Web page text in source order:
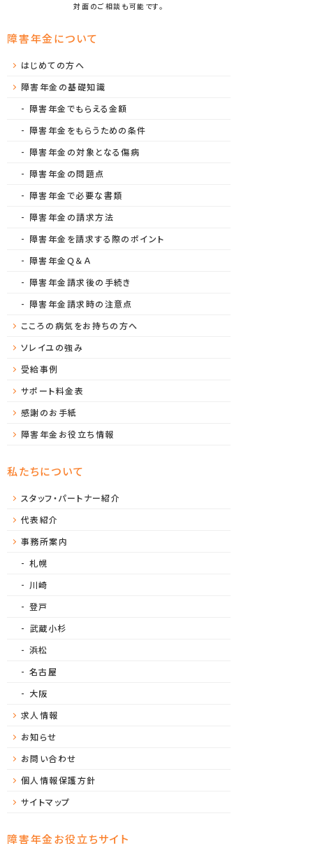
対面のご相談も可能です。
障害年金について
はじめての方へ
障害年金の基礎知識
障害年金でもらえる金額
障害年金をもらうための条件
障害年金の対象となる傷病
障害年金の問題点
障害年金で必要な書類
障害年金の請求方法
障害年金を請求する際のポイント
障害年金Ｑ＆Ａ
障害年金請求後の手続き
障害年金請求時の注意点
こころの病気をお持ちの方へ
ソレイユの強み
受給事例
サポート料金表
感謝のお手紙
障害年金お役立ち情報
私たちについて
スタッフ・パートナー紹介
代表紹介
事務所案内
札幌
川崎
登戸
武蔵小杉
浜松
名古屋
大阪
求人情報
お知らせ
お問い合わせ
個人情報保護方針
サイトマップ
障害年金お役立ちサイト